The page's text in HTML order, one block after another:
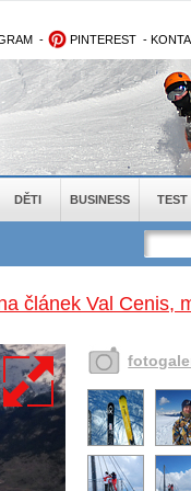
- PINTEREST -
DĚTI BUSINESS TEST
článek Val Cenis,